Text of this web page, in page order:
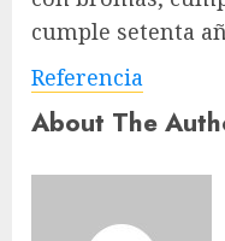
cumple setenta
Referencia
About The